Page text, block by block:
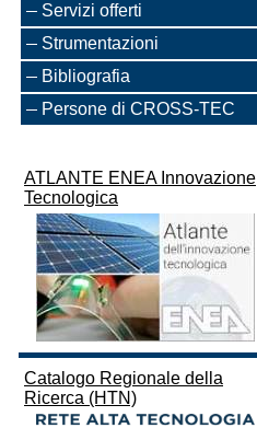
Servizi offerti
Strumentazioni
Bibliografia
Persone di CROSS-TEC
ATLANTE ENEA Innovazione
Tecnologica
Catalogo Regionale della
Ricerca (HTN)